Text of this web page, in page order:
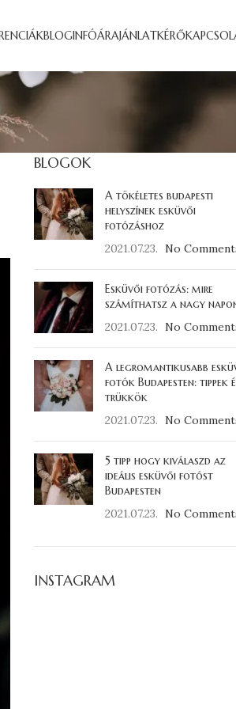
BLOGINFÓÁRAJÁNLATKÉRŐ
BLOGOK
A tökéletes budapesti
helyszínek esküvői
fotózáshoz
2021.07.23. No
Esküvői fotózás: mire
számíthatsz a nagy
2021.07.23. No
A legromantikusabb
fotók Budapesten: tippek
trükkök
2021.07.23. No
5 tipp hogy kiválaszd az
ideális esküvői fotóst
Budapesten
2021.07.23. No
INSTAGRAM